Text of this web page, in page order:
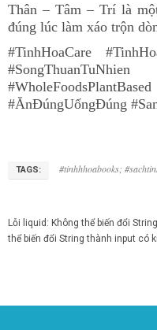
Thân – Tâm – Trí là
đúng lúc làm xáo trộn
#TinhHoaCare
#ĂnĐúngUốngĐúng
TAGS: #tinhhhoabooks;
Lỗi liquid: Không thể biến đổi
thể biến đổi String thành input có